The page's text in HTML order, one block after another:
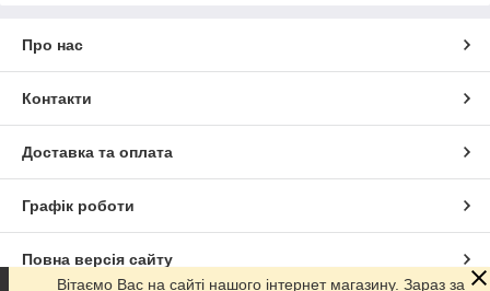
Про нас
Контакти
Доставка та оплата
Графік роботи
Повна версія сайту
Вітаємо Вас на сайті нашого інтернет магазину. Зараз за